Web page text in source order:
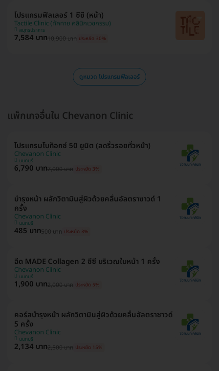
โปรแกรมฟิลเลอร์ 1 ซีซี (หน้า)
Tactile Clinic (ทัคทาย คลินิกเวชกรรม)
สมุทรปราการ
7,584 บาท10,900 บาท ประหยัด 30%
ดูหมวด โปรแกรมฟิลเลอร์
แพ็กเกจอื่นใน Chevanon Clinic
โปรแกรมโบท็อกซ์ 50 ยูนิต (ลดริ้วรอยทั่วหน้า)
Chevanon Clinic
นนทบุรี
6,790 บาท7,000 บาท ประหยัด 3%
บำรุงหน้า ผลักวิตามินสู่ผิวด้วยคลื่นอัลตราซาวด์ 1
ครั้ง
Chevanon Clinic
นนทบุรี
485 บาท500 บาท ประหยัด 3%
ฉีด MADE Collagen 2 ซีซี บริเวณใบหน้า 1 ครั้ง
Chevanon Clinic
นนทบุรี
1,900 บาท2,000 บาท ประหยัด 5%
คอร์สบำรุงหน้า ผลักวิตามินสู่ผิวด้วยคลื่นอัลตราซาวด์
5 ครั้ง
Chevanon Clinic
นนทบุรี
2,134 บาท2,500 บาท ประหยัด 15%